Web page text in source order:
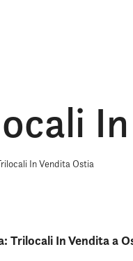
In Vendita Ostia
Trilocali In Vendita a